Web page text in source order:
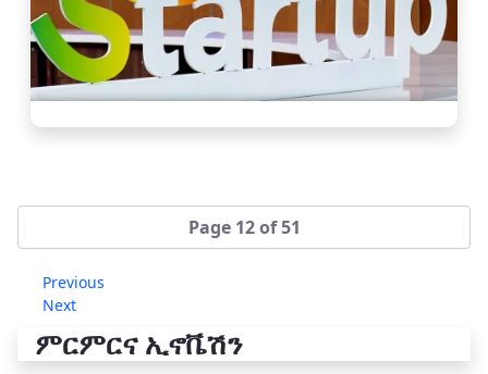
Page 12 of 51
Previous
Next
ምርምርና ኢኖቬሽን